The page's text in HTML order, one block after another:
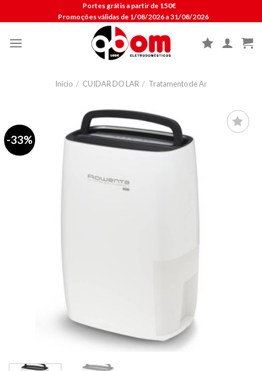
to
Portes grátis a partir de 150€
Promoções válidas de 1/08/2026 a 31/08/2026
Início / CUIDAR DO LAR / Tratamento de Ar
-33%